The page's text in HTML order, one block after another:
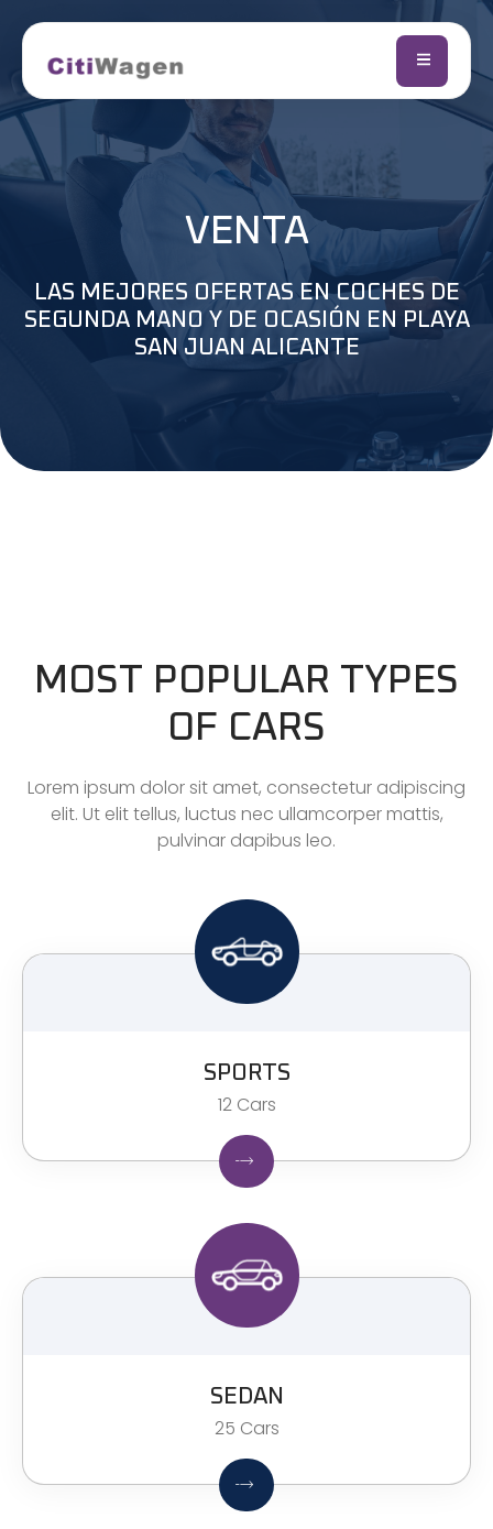
VENTA
LAS MEJORES OFERTAS EN COCHES DE
SEGUNDA MANO Y DE OCASIÓN EN PLAYA
SAN JUAN ALICANTE
MOST POPULAR TYPES
OF CARS
Lorem ipsum dolor sit amet, consectetur adipiscing
elit. Ut elit tellus, luctus nec ullamcorper mattis,
pulvinar dapibus leo.
SPORTS
12 Cars
SEDAN
25 Cars